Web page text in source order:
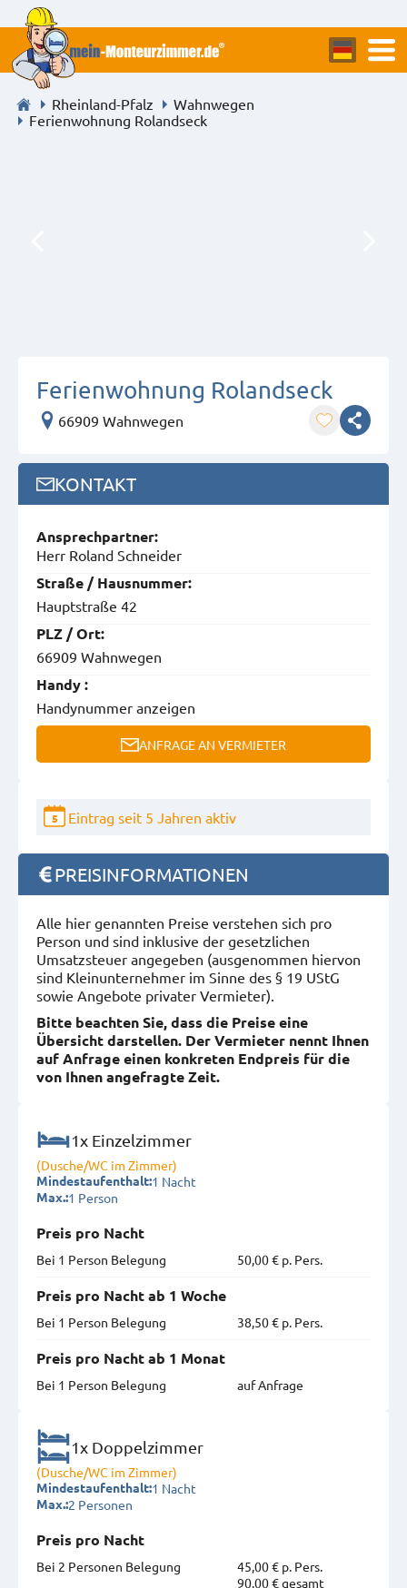
Rheinland-Pfalz
Wahnwegen
Ferienwohnung Rolandseck
Ferienwohnung Rolandseck
66909 Wahnwegen
KONTAKT
Ansprech­partner:
Herr Roland Schneider
Straße / Hausnummer:
Hauptstraße 42
PLZ / Ort:
66909 Wahnwegen
Handy :
Handynummer anzeigen
ANFRAGE AN VERMIETER
5 Eintrag seit 5 Jahren aktiv
PREISINFORMATIONEN
Alle hier genannten Preise verstehen sich pro
Person und sind inklusive der gesetzlichen
Umsatzsteuer angegeben (ausgenommen hiervon
sind Kleinunternehmer im Sinne des § 19 UStG
sowie Angebote privater Vermieter).
Bitte beachten Sie, dass die Preise eine
Übersicht darstellen. Der Vermieter nennt Ihnen
auf Anfrage einen konkreten Endpreis für die
von Ihnen angefragte Zeit.
1x Einzelzimmer
(Dusche/WC im Zimmer)
Mindestaufenthalt:1 Nacht
Max.:1 Person
Preis pro Nacht
Bei 1 Person Belegung
50,00 € p. Pers.
Preis pro Nacht ab 1 Woche
Bei 1 Person Belegung
38,50 € p. Pers.
Preis pro Nacht ab 1 Monat
Bei 1 Person Belegung
auf Anfrage
1x Doppelzimmer
(Dusche/WC im Zimmer)
Mindestaufenthalt:1 Nacht
Max.:2 Personen
Preis pro Nacht
Bei 2 Personen Belegung
45,00 € p. Pers.
90,00 € gesamt